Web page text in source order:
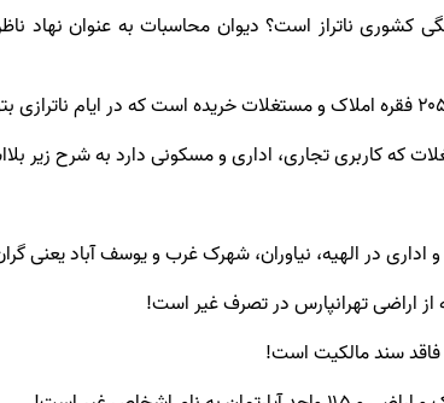
کشوری ناتراز است؟ دیوان محاسبات به عنوان نهاد